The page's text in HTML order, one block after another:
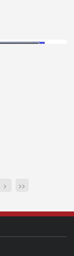
> >>